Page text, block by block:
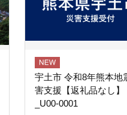
宇土市 令和8年熊本地
害支援【返礼品なし】
_U00-0001